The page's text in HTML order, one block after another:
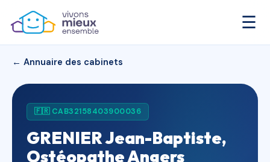
☰
← Annuaire des cabinets
🇫🇷 CAB32158403900036
GRENIER Jean-Baptiste,
Ostéopathe Angers